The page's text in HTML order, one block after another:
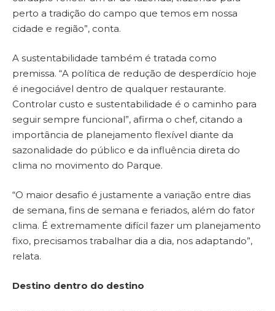
perto a tradição do campo que temos em nossa
cidade e região”, conta.
A sustentabilidade também é tratada como
premissa. “A política de redução de desperdício hoje
é inegociável dentro de qualquer restaurante.
Controlar custo e sustentabilidade é o caminho para
seguir sempre funcional”, afirma o chef, citando a
importância de planejamento flexível diante da
sazonalidade do público e da influência direta do
clima no movimento do Parque.
“O maior desafio é justamente a variação entre dias
de semana, fins de semana e feriados, além do fator
clima. É extremamente difícil fazer um planejamento
fixo, precisamos trabalhar dia a dia, nos adaptando”,
relata.
Destino dentro do destino